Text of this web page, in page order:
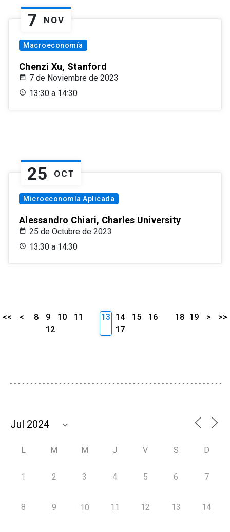
7 NOV
Macroeconomía
Chenzi Xu, Stanford
7 de Noviembre de 2023
13:30 a 14:30
25 OCT
Microeconomía Aplicada
Alessandro Chiari, Charles University
25 de Octubre de 2023
13:30 a 14:30
<< < 8 9 10
11
12
13 14 15
16
17
18 19 > >>
L M M J V S D
1 2 3 4 5 6 7
8 9 10 11 12 13 14